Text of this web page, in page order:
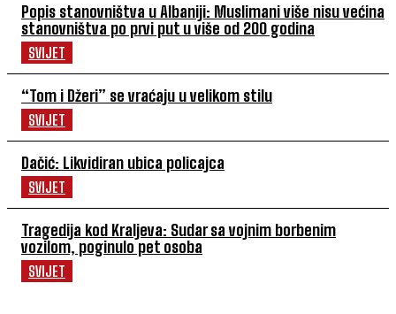
Popis stanovništva u Albaniji: Muslimani više nisu većina
stanovništva po prvi put u više od 200 godina
SVIJET
“Tom i Džeri” se vraćaju u velikom stilu
SVIJET
Dačić: Likvidiran ubica policajca
SVIJET
Tragedija kod Kraljeva: Sudar sa vojnim borbenim
vozilom, poginulo pet osoba
SVIJET